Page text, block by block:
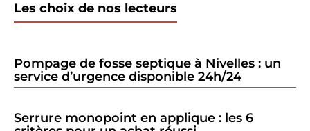
Les choix de nos lecteurs
Pompage de fosse septique à Nivelles : un
service d’urgence disponible 24h/24
Serrure monopoint en applique : les 6